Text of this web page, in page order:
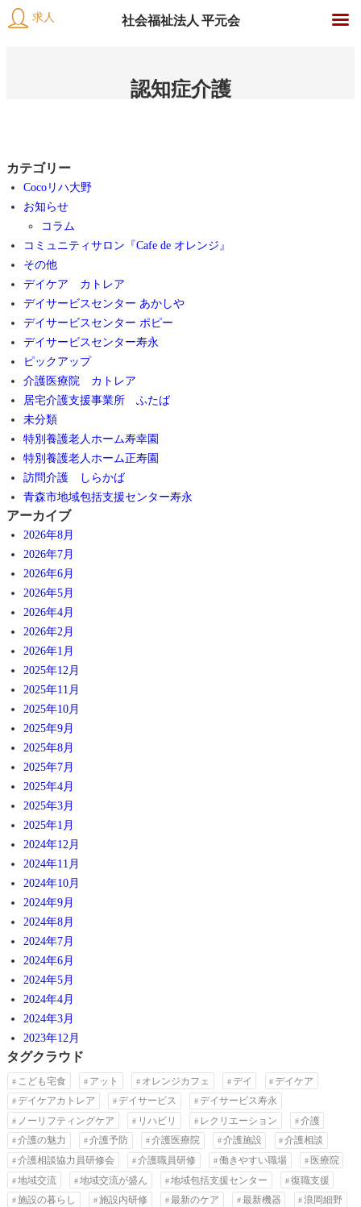
プ平
元
会
認知症介護
カテゴリー
Cocoリハ大野
お知らせ
コラム
コミュニティサロン『Cafe de オレンジ』
その他
デイケア カトレア
デイサービスセンター あかしや
デイサービスセンター ポピー
デイサービスセンター寿永
ピックアップ
介護医療院 カトレア
居宅介護支援事業所 ふたば
未分類
特別養護老人ホーム寿幸園
特別養護老人ホーム正寿園
訪問介護 しらかば
青森市地域包括支援センター寿永
アーカイブ
2026年8月
2026年7月
2026年6月
2026年5月
2026年4月
2026年2月
2026年1月
2025年12月
2025年11月
2025年10月
2025年9月
2025年8月
2025年7月
2025年4月
2025年3月
2025年1月
2024年12月
2024年11月
2024年10月
2024年9月
2024年8月
2024年7月
2024年6月
2024年5月
2024年4月
2024年3月
2023年12月
タグクラウド
こども宅食 アット オレンジカフェ デイ
デイケア
デイケアカトレア
デイサービス
デイサービス寿永
ノーリフティングケア
リハビリ レクリエーション
介護
介護の魅力
介護予防 介護医療院 介護施設
介護相談
介護相談協力員研修会
介護職員研修 働きやすい職場
医療院
地域交流
地域交流が盛ん 地域包括支援センター
復職支援
施設の暮らし
施設内研修 最新のケア 最新機器
浪岡細野
求人 社会福祉法人 平元会